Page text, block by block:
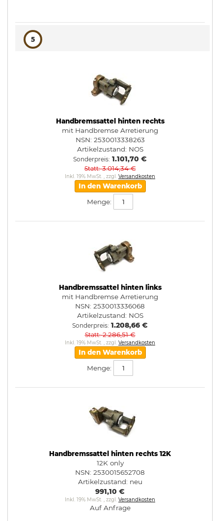
5
Handbremssattel hinten rechts
mit Handbremse Arretierung
NSN: 2530013338263
Artikelzustand: NOS
Sonderpreis 1.101,70 €
Statt 3.014,34 €
Inkl. 19% MwSt. , zzgl. Versandkosten
In den Warenkorb
Menge:
Handbremssattel hinten links
mit Handbremse Arretierung
NSN: 2530013336068
Artikelzustand: NOS
Sonderpreis 1.208,66 €
Statt 2.286,51 €
Inkl. 19% MwSt. , zzgl. Versandkosten
In den Warenkorb
Menge:
Handbremssattel hinten rechts 12K
12K only
NSN: 2530015652708
Artikelzustand: neu
991,10 €
Inkl. 19% MwSt. , zzgl. Versandkosten
Auf Anfrage